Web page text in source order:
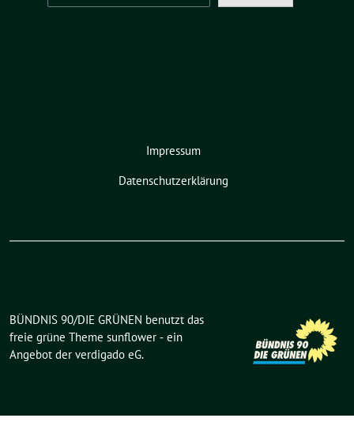
Impressum
Datenschutzerklärung
BÜNDNIS 90/DIE GRÜNEN benutzt das
freie grüne Theme sunflower ‐ ein
Angebot der verdigado eG.